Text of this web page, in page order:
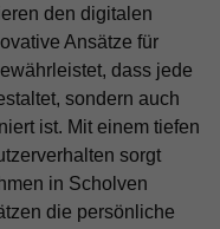
den digitalen
Ansätze für
dass jede
sondern auch
ist. Mit einem tiefen
sorgt
in Scholven
die persönliche